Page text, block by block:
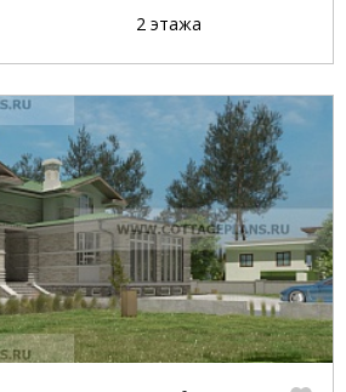
2 этажа